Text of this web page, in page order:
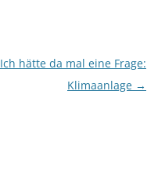
Ich hätte da mal eine Frage:
Klimaanlage →